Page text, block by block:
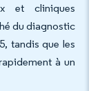
et cliniques
du diagnostic
tandis que les
à un